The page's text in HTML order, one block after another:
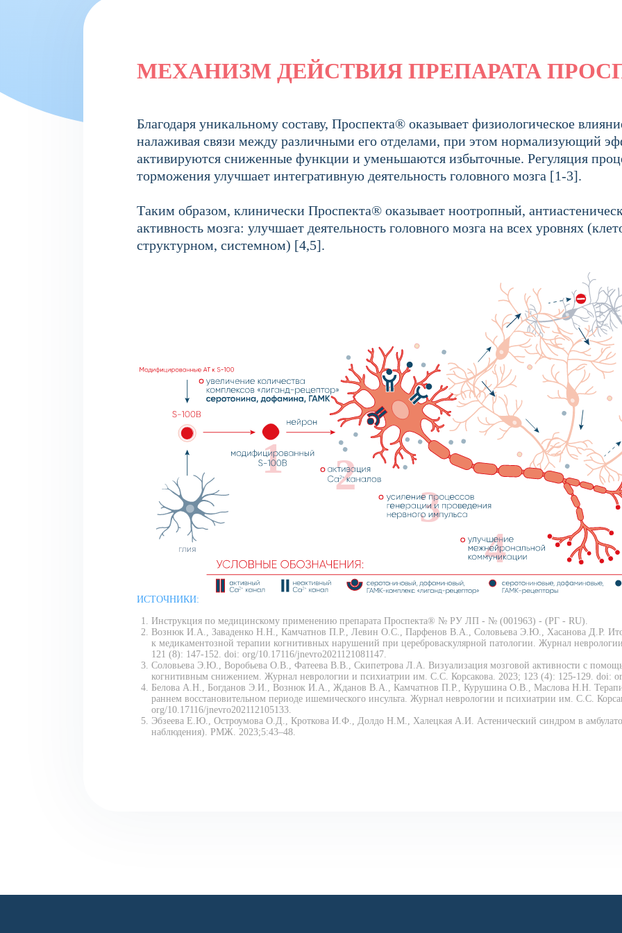
МЕХАНИЗМ ДЕЙСТВИЯ ПРЕПАРАТА
Благодаря уникальному составу, Проспекта® оказывает физиологическое
налаживая связи между различными его отделами, при этом нормализующий
активируются сниженные функции и уменьшаются избыточные. Регуляция
торможения улучшает интегративную деятельность головного мозга [1-3].
Таким образом, клинически Проспекта® оказывает ноотропный,
активность мозга: улучшает деятельность головного мозга на всех уровнях
структурном, системном) [4,5].
1
4
2
3
ИСТОЧНИКИ:
Инструкция по медицинскому применению препарата Проспекта® № РУ ЛП - № (001963) - (РГ - RU).
Вознюк И.А., Заваденко Н.Н., Камчатнов П.Р., Левин О.С., Парфенов В.А., Соловьева Э.Ю., Хасанова Д.Р.
к медикаментозной терапии когнитивных нарушений при цереброваскулярной патологии. Журнал
121 (8): 147-152. doi: org/10.17116/jnevro2021121081147.
Соловьева Э.Ю., Воробьева О.В., Фатеева В.В., Скипетрова Л.А. Визуализация мозговой активности с
когнитивным снижением. Журнал неврологии и психиатрии им. С.С. Корсакова. 2023; 123 (4): 125-129. doi:
Белова А.Н., Богданов Э.И., Вознюк И.А., Жданов В.А., Камчатнов П.Р., Курушина О.В., Маслова Н.Н.
раннем восстановительном периоде ишемического инсульта. Журнал неврологии и психиатрии им. С.С.
org/10.17116/jnevro202112105133.
Эбзеева Е.Ю., Остроумова О.Д., Кроткова И.Ф., Долдо Н.М., Халецкая А.И. Астенический синдром в
наблюдения). РМЖ. 2023;5:43–48.